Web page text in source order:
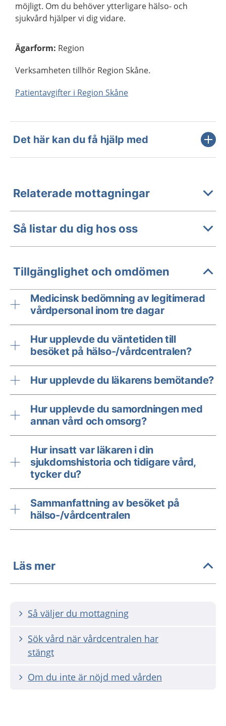
möjligt. Om du behöver ytterligare hälso- och
sjukvård hjälper vi dig vidare.
Ägarform: Region
Verksamheten tillhör Region Skåne.
Patientavgifter i Region Skåne
Det här kan du få hjälp med
Relaterade mottagningar
Så listar du dig hos oss
Tillgänglighet och omdömen
Medicinsk bedömning av legitimerad
vårdpersonal inom tre dagar
Hur upplevde du väntetiden till
besöket på hälso-/vårdcentralen?
Hur upplevde du läkarens bemötande?
Hur upplevde du samordningen med
annan vård och omsorg?
Hur insatt var läkaren i din
sjukdomshistoria och tidigare vård,
tycker du?
Sammanfattning av besöket på
hälso-/vårdcentralen
Läs mer
Så väljer du mottagning
Sök vård när vårdcentralen har
stängt
Om du inte är nöjd med vården